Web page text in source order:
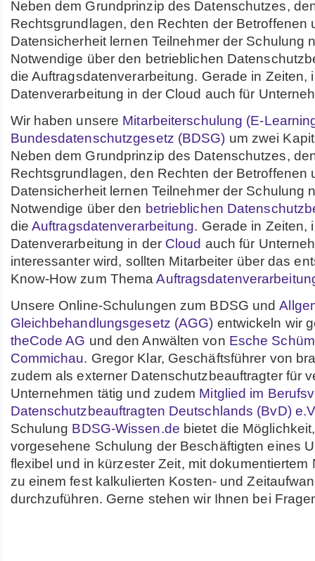
Neben dem Grundprinzip des Datenschutzes,
Rechtsgrundlagen, den Rechten der Betroffenen
Datensicherheit lernen Teilnehmer der Schulung
Notwendige über den betrieblichen
die Auftragsdatenverarbeitung. Gerade in Zeiten,
Datenverarbeitung in der Cloud auch für
Wir haben unsere Mitarbeiterschulung (E-
Bundesdatenschutzgesetz (BDSG) um zwei
Neben dem Grundprinzip des Datenschutzes,
Rechtsgrundlagen, den Rechten der Betroffenen
Datensicherheit lernen Teilnehmer der Schulung
Notwendige über den betrieblichen
die Auftragsdatenverarbeitung. Gerade in Zeiten,
Datenverarbeitung in der Cloud auch für
interessanter wird, sollten Mitarbeiter über das
Know-How zum Thema
Unsere Online-Schulungen zum BDSG und
Gleichbehandlungsgesetz (AGG) entwickeln wir
theCode AG und den Anwälten von Esche
Commichau. Gregor Klar, Geschäftsführer von
zudem als externer Datenschutzbeauftragter für
Unternehmen tätig und zudem Mitglied im
Datenschutzbeauftragten Deutschlands (BvD)
Schulung BDSG-Wissen.de bietet die
vorgesehene Schulung der Beschäftigten eines
flexibel und in kürzester Zeit, mit dokumentiertem
zu einem fest kalkulierten Kosten- und
durchzuführen. Gerne stehen wir Ihnen bei